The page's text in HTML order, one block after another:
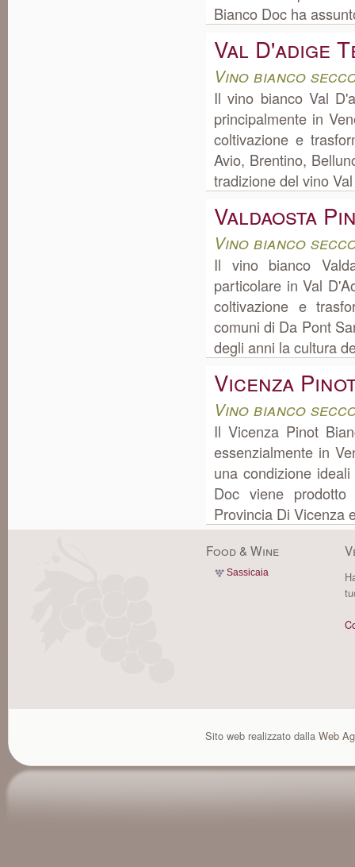
Bianco Doc ha
Val D'adige
Vino bianco
Il vino bianco Val
principalmente in
coltivazione e
Avio, Brentino,
tradizione del vino
Valdaosta
Vino bianco
Il vino bianco
particolare in Val
coltivazione e
comuni di Da Pont
degli anni la cultura
Vicenza
Vino bianco
Il Vicenza Pinot
essenzialmente in
una condizione
Doc viene
Provincia Di Vicenza
Food & Wine
Sassicaia
Sito web realizzato dalla Web